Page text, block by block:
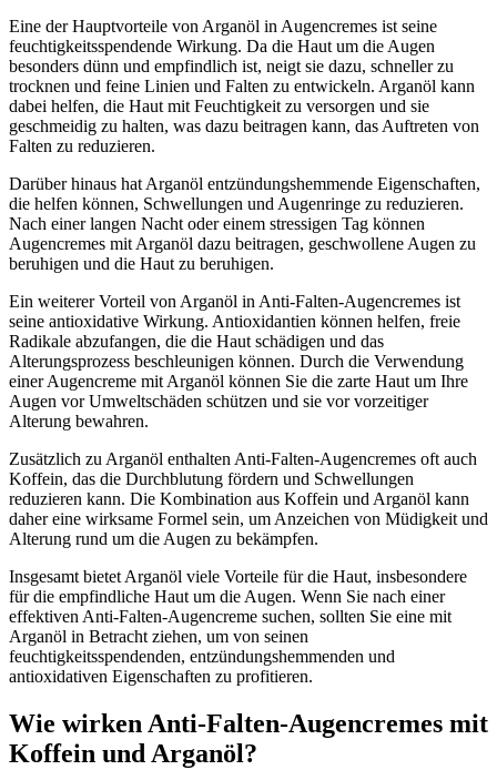
Eine der Hauptvorteile von Arganöl in Augencremes ist seine
feuchtigkeitsspendende Wirkung. Da die Haut um die Augen
besonders dünn und empfindlich ist, neigt sie dazu, schneller zu
trocknen und feine Linien und Falten zu entwickeln. Arganöl kann
dabei helfen, die Haut mit Feuchtigkeit zu versorgen und sie
geschmeidig zu halten, was dazu beitragen kann, das Auftreten von
Falten zu reduzieren.
Darüber hinaus hat Arganöl entzündungshemmende Eigenschaften,
die helfen können, Schwellungen und Augenringe zu reduzieren.
Nach einer langen Nacht oder einem stressigen Tag können
Augencremes mit Arganöl dazu beitragen, geschwollene Augen zu
beruhigen und die Haut zu beruhigen.
Ein weiterer Vorteil von Arganöl in Anti-Falten-Augencremes ist
seine antioxidative Wirkung. Antioxidantien können helfen, freie
Radikale abzufangen, die die Haut schädigen und das
Alterungsprozess beschleunigen können. Durch die Verwendung
einer Augencreme mit Arganöl können Sie die zarte Haut um Ihre
Augen vor Umweltschäden schützen und sie vor vorzeitiger
Alterung bewahren.
Zusätzlich zu Arganöl enthalten Anti-Falten-Augencremes oft auch
Koffein, das die Durchblutung fördern und Schwellungen
reduzieren kann. Die Kombination aus Koffein und Arganöl kann
daher eine wirksame Formel sein, um Anzeichen von Müdigkeit und
Alterung rund um die Augen zu bekämpfen.
Insgesamt bietet Arganöl viele Vorteile für die Haut, insbesondere
für die empfindliche Haut um die Augen. Wenn Sie nach einer
effektiven Anti-Falten-Augencreme suchen, sollten Sie eine mit
Arganöl in Betracht ziehen, um von seinen
feuchtigkeitsspendenden, entzündungshemmenden und
antioxidativen Eigenschaften zu profitieren.
Wie wirken Anti-Falten-Augencremes mit
Koffein und Arganöl?